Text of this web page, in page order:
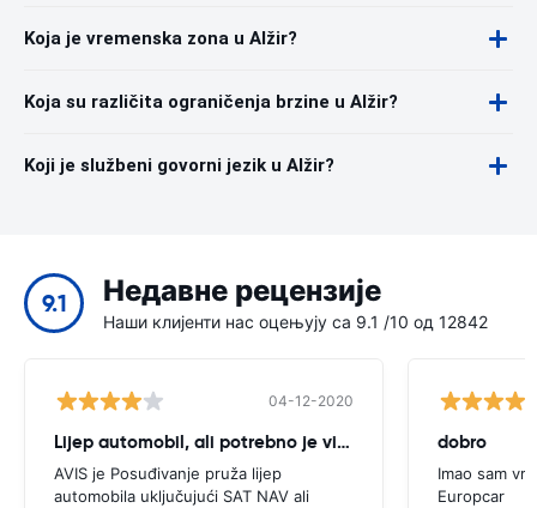
Koja je vremenska zona u Alžir?
Koja su različita ograničenja brzine u Alžir?
Koji je službeni govorni jezik u Alžir?
9.1 Недавне рецензије
Наши клијенти нас оцењују са 9.1 /10 од 12842
04-12-2020
Lijep automobil, ali potrebno je više savjet
AVIS je Posuđivanje pruža lijep
automobila uključujući SAT NAV ali
dobro
Imao sam
Europcar